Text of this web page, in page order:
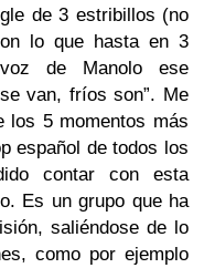
de 3 estribillos (no
lo que hasta en 3
de Manolo ese
van, fríos son”. Me
los 5 momentos más
español de todos los
contar con esta
Es un grupo que ha
saliéndose de lo
como por ejemplo